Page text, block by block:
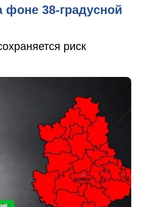
фоне 38-градусной
риск